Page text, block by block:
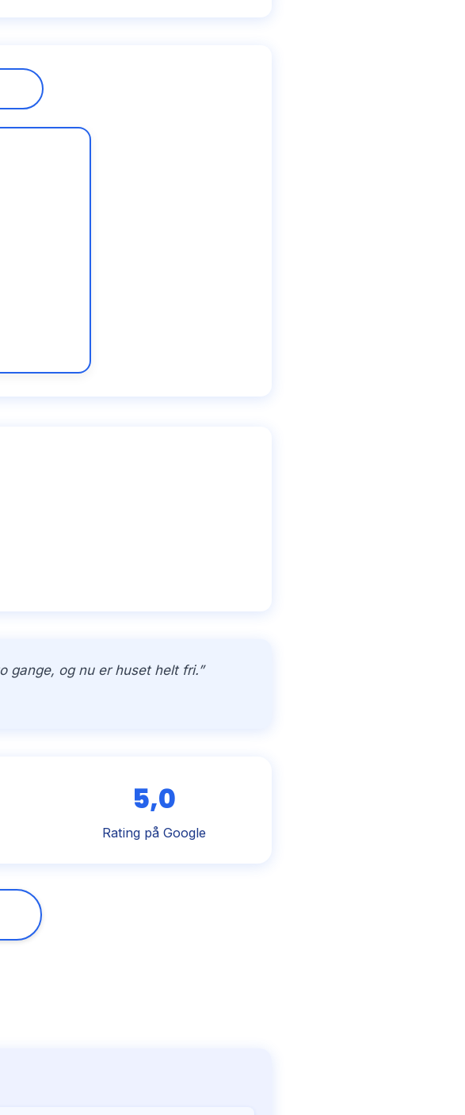
gange, og nu er huset helt fri.”
5,0
Rating på Google